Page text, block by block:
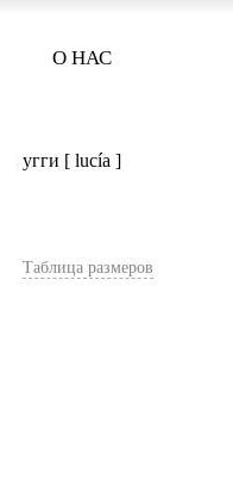
О НАС
угги [ lucía ]
Таблица размеров